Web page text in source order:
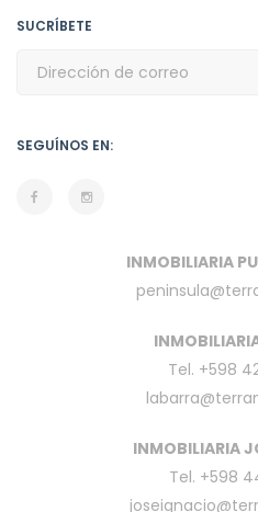
SUCRÍBETE
SEGUÍNOS EN:
INMOBILIARIA
Tel. +598
INMOBILIARIA
Tel. +598